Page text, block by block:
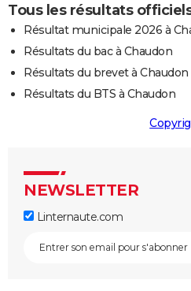
Tous les résultats
Résultat municipale 2026 à
Résultats du bac à Chaudon
Résultats du brevet à Chaudon
Résultats du BTS à Chaudon
NEWSLETTER
Linternaute.com